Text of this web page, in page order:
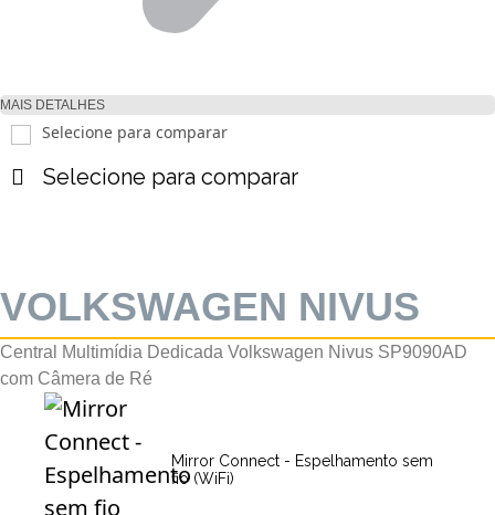
MAIS DETALHES
Selecione para comparar
Selecione para comparar
VOLKSWAGEN NIVUS
Central Multimídia Dedicada Volkswagen Nivus SP9090AD
com Câmera de Ré
Mirror Connect - Espelhamento sem
fio (WiFi)